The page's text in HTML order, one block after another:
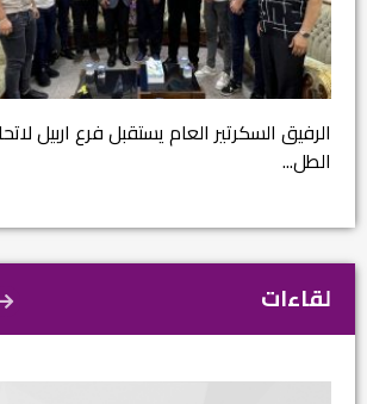
الرفيق السكرتير العام يستقبل فرع اربيل
الطل...
لقاءات